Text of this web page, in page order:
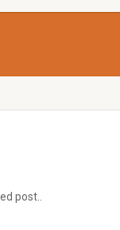
post..